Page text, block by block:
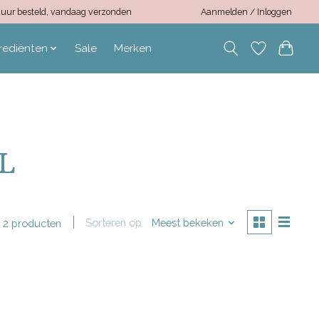
besteld, vandaag verzonden Aanmelden / Inloggen
Sale Merken
2 producten Sorteren op Meest bekeken